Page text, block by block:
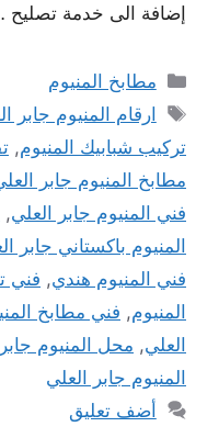
إضافة الى خدمة تصليح
التصنيفات
مطابخ المنيوم
الوسوم
ارقام المنيوم جابر
تركيب شبابيك المنيوم,
مطابخ المنيوم جابر
فني المنيوم جابر العلي,
المنيوم باكستاني جابر
فني المنيوم هندي, فني
المنيوم, فني مطابخ
العلي, محل المنيوم
المنيوم جابر العلي
أضف تعليق